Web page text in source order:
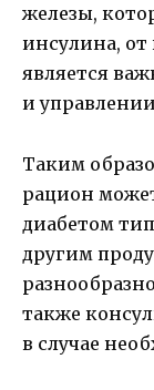
железы,
инсулина,
является
и
Таким
рацион
диабетом
другим
также
в случае